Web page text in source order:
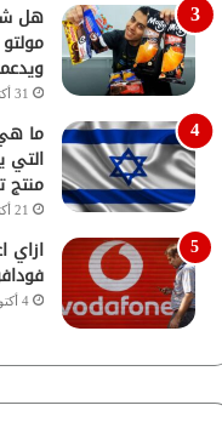
هل
31 أكتوبر، 2023
ما هي
منتج
21 أكتوبر، 2023
ازاي
4 أكتوبر، 2023